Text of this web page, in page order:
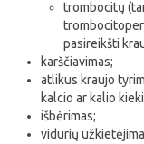
trombocitų
pasireikšti
karščiavimas;
atlikus kraujo
kalcio ar kalio
išbėrimas;
vidurių